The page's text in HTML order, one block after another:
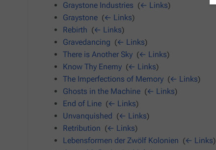
Graystone Industries (← Links)
Graystone (← Links)
Rebirth (← Links)
Gravedancing (← Links)
There is Another Sky (← Links)
Know Thy Enemy (← Links)
The Imperfections of Memory (← Links)
Ghosts in the Machine (← Links)
End of Line (← Links)
Unvanquished (← Links)
Retribution (← Links)
Lebensformen der Zwölf Kolonien (← Links)